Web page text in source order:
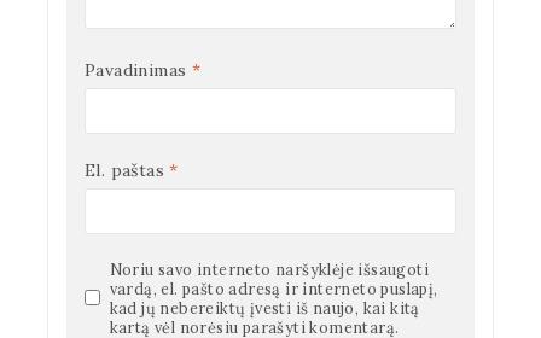
Pavadinimas *
El. paštas*
Noriu savo interneto naršyklėje išsaugoti
vardą, el. pašto adresą ir interneto puslapį,
kad jų nebereiktų įvesti iš naujo, kai kitą
kartą vėl norėsiu parašyti komentarą.